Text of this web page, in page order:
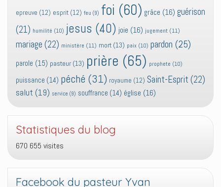
epreuve (12) esprit (12) feu (9) foi (60) grâce (16) guérison
(21) humilité (10) jesus (40) joie (16) jugement (11)
mariage (22) ministère (11) mort (13) paix (10) pardon (25)
parole (15) pasteur (13) prière (65) prophete (10)
puissance (14) péché (31) royaume (12) Saint-Esprit (22)
salut (19) service (9) souffrance (14) église (16)
Statistiques du blog
670 655 visites
Facebook du pasteur Yvan